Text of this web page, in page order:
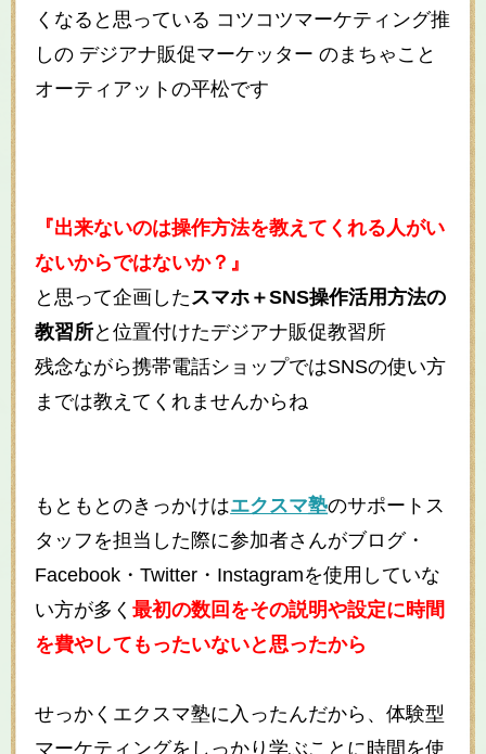
くなると思っている コツコツマーケティング推
しの デジアナ販促マーケッター のまちゃこと
オーティアットの平松です
『出来ないのは操作方法を教えてくれる人がい
ないからではないか？』
と思って企画した スマホ＋SNS操作活用方法の
教習所と位置付けたデジアナ販促教習所
残念ながら携帯電話ショップではSNSの使い方
までは教えてくれませんからね
もともとのきっかけはエクスマ塾のサポートス
タッフを担当した際に参加者さんがブログ・
Facebook・Twitter・Instagramを使用していな
い方が多く最初の数回をその説明や設定に時間
を費やしてもったいないと思ったから
せっかくエクスマ塾に入ったんだから、体験型
マーケティングをしっかり学ぶことに時間を使